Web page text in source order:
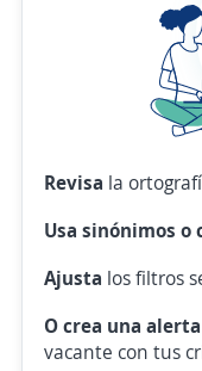
Revisa la
Usa sinónimos o
Ajusta los filtros
O crea una alerta
vacante con tus